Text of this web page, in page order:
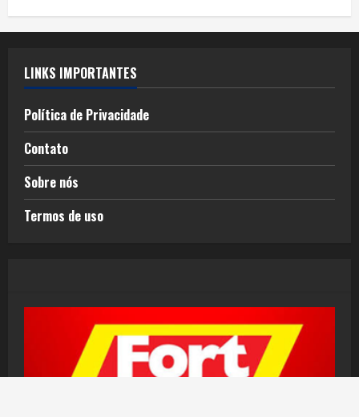
LINKS IMPORTANTES
Política de Privacidade
Contato
Sobre nós
Termos de uso